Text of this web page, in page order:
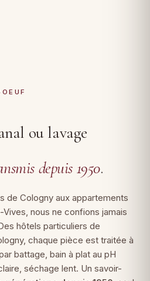
ou lavage
depuis 1950.
de Cologny aux appartements
nous ne confions jamais
hôtels particuliers de
chaque pièce est traitée à
battage, bain à plat au pH
séchage lent. Un savoir-